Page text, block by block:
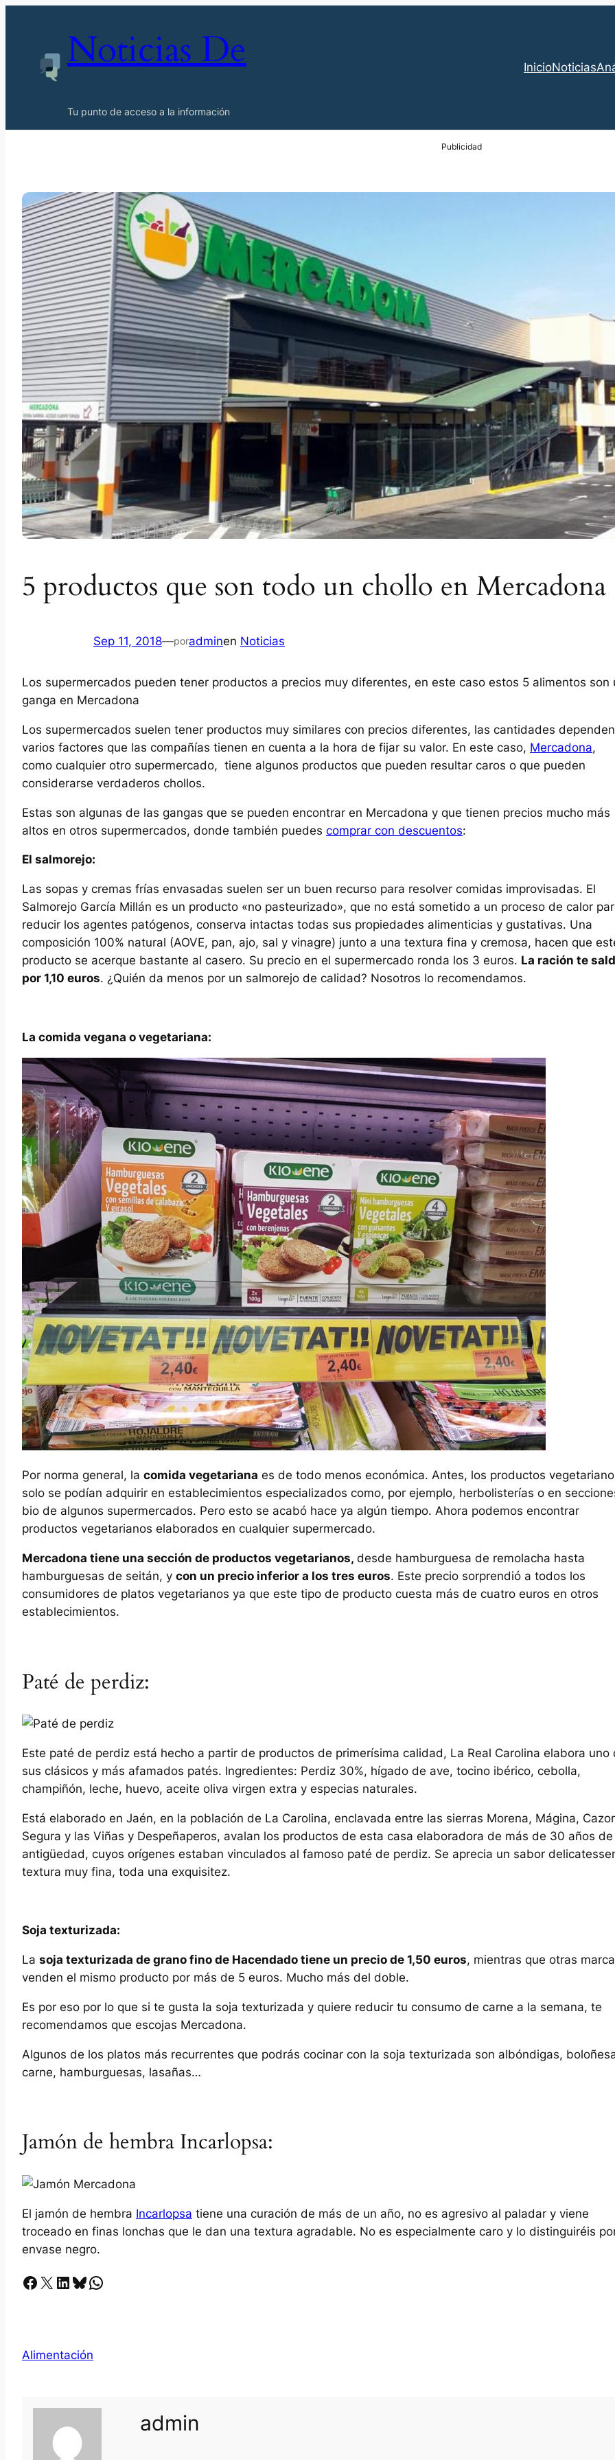
Noticias De
Tu punto de acceso a la información
InicioNoticias
5 productos que son todo un chollo en Mercadona
Sep 11, 2018—poradminen Noticias
Los supermercados pueden tener productos a precios muy diferentes, en este caso estos 5 alimentos son
ganga en Mercadona
Los supermercados suelen tener productos muy similares con precios diferentes, las cantidades
varios factores que las compañías tienen en cuenta a la hora de fijar su valor. En este caso, Mercadona,
como cualquier otro supermercado, tiene algunos productos que pueden resultar caros o que pueden
considerarse verdaderos chollos.
Estas son algunas de las gangas que se pueden encontrar en Mercadona y que tienen precios mucho más
altos en otros supermercados, donde también puedes comprar con descuentos:
El salmorejo:
Las sopas y cremas frías envasadas suelen ser un buen recurso para resolver comidas improvisadas. El
Salmorejo García Millán es un producto «no pasteurizado», que no está sometido a un proceso de calor
reducir los agentes patógenos, conserva intactas todas sus propiedades alimenticias y gustativas. Una
composición 100% natural (AOVE, pan, ajo, sal y vinagre) junto a una textura fina y cremosa, hacen que
producto se acerque bastante al casero. Su precio en el supermercado ronda los 3 euros. La ración te
por 1,10 euros. ¿Quién da menos por un salmorejo de calidad? Nosotros lo recomendamos.
La comida vegana o vegetariana:
Por norma general, la comida vegetariana es de todo menos económica. Antes, los productos
solo se podían adquirir en establecimientos especializados como, por ejemplo, herbolisterías o en
bio de algunos supermercados. Pero esto se acabó hace ya algún tiempo. Ahora podemos encontrar
productos vegetarianos elaborados en cualquier supermercado.
Mercadona tiene una sección de productos vegetarianos, desde hamburguesa de remolacha hasta
hamburguesas de seitán, y con un precio inferior a los tres euros. Este precio sorprendió a todos los
consumidores de platos vegetarianos ya que este tipo de producto cuesta más de cuatro euros en otros
establecimientos.
Paté de perdiz:
Este paté de perdiz está hecho a partir de productos de primerísima calidad, La Real Carolina elabora uno
sus clásicos y más afamados patés. Ingredientes: Perdiz 30%, hígado de ave, tocino ibérico, cebolla,
champiñón, leche, huevo, aceite oliva virgen extra y especias naturales.
Está elaborado en Jaén, en la población de La Carolina, enclavada entre las sierras Morena, Mágina,
Segura y las Viñas y Despeñaperos, avalan los productos de esta casa elaboradora de más de 30 años de
antigüedad, cuyos orígenes estaban vinculados al famoso paté de perdiz. Se aprecia un sabor
textura muy fina, toda una exquisitez.
Soja texturizada:
La soja texturizada de grano fino de Hacendado tiene un precio de 1,50 euros, mientras que otras
venden el mismo producto por más de 5 euros. Mucho más del doble.
Es por eso por lo que si te gusta la soja texturizada y quiere reducir tu consumo de carne a la semana, te
recomendamos que escojas Mercadona.
Algunos de los platos más recurrentes que podrás cocinar con la soja texturizada son albóndigas,
carne, hamburguesas, lasañas…
Jamón de hembra Incarlopsa:
El jamón de hembra Incarlopsa tiene una curación de más de un año, no es agresivo al paladar y viene
troceado en finas lonchas que le dan una textura agradable. No es especialmente caro y lo distinguiréis
envase negro.
Facebook X LinkedIn Bluesky Whatsapp
Alimentación
admin